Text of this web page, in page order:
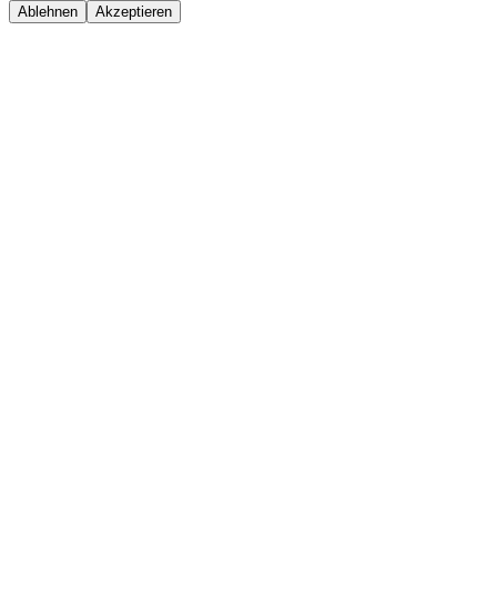
Ablehnen Akzeptieren